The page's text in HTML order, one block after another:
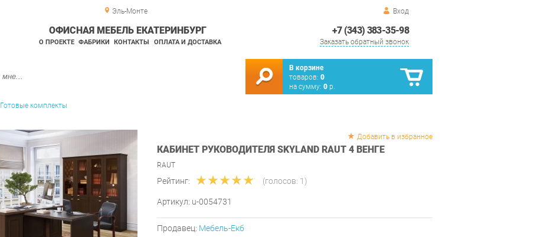
Эль-Монте Вход
+7 (343) 383-35-98
Заказать обратный звонок
ОФИСНАЯ МЕБЕЛЬ ЕКАТЕРИНБУРГ
О ПРОЕКТЕ ФАБРИКИ КОНТАКТЫ ОПЛАТА И ДОСТАВКА
В корзине
товаров: 0
на сумму: 0 р.
Готовые комплекты
Добавить в избранное
КАБИНЕТ РУКОВОДИТЕЛЯ SKYLAND RAUT 4 ВЕНГЕ
RAUT
Рейтинг: (голосов: 1)
Артикул: u-0054731
Продавец: Мебель-Екб